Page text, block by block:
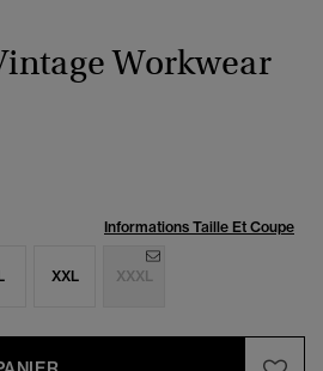
Workwear
Informations Taille Et Coupe
XXL XXXL